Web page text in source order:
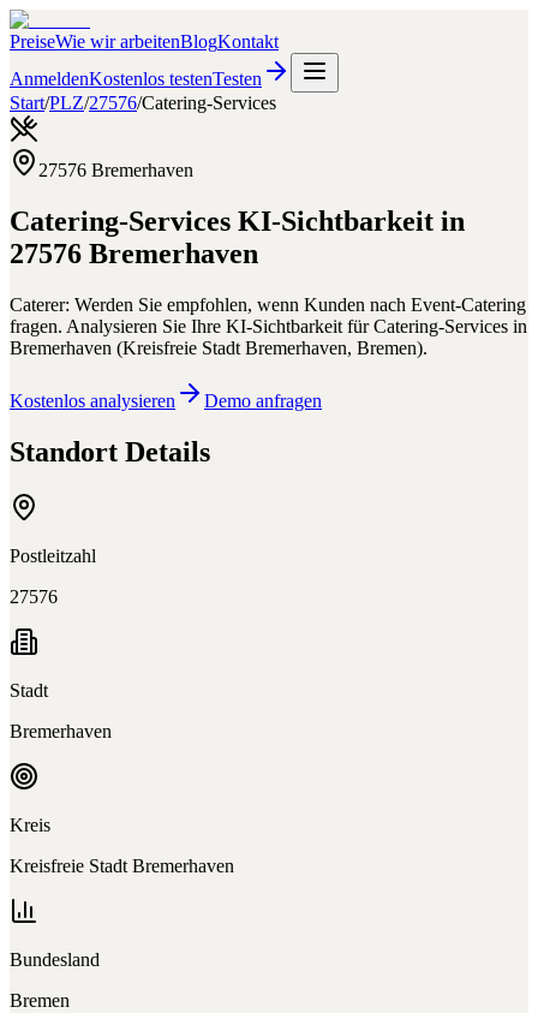
PreiseWie wir arbeitenBlogKontakt
AnmeldenKostenlos testenTesten
Start/PLZ/27576/Catering-Services
27576 Bremerhaven
Catering-Services KI-Sichtbarkeit in
27576 Bremerhaven
Caterer: Werden Sie empfohlen, wenn Kunden nach Event-Catering
fragen. Analysieren Sie Ihre KI-Sichtbarkeit fürCatering-Services in
Bremerhaven (Kreisfreie Stadt Bremerhaven, Bremen).
Kostenlos analysieren Demo anfragen
Standort Details
Postleitzahl
27576
Stadt
Bremerhaven
Kreis
Kreisfreie Stadt Bremerhaven
Bundesland
Bremen